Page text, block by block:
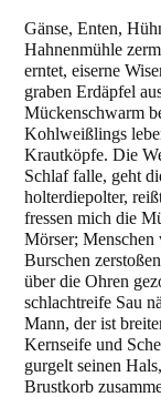
Gänse, Enten,
Hahnenmühle
erntet, eiserne
graben Erdäpfel
Mückenschwarm
Kohlweißlings
Krautköpfe. Die
Schlaf falle, geht
holterdiepolter,
fressen mich die
Mörser; Menschen
Burschen
über die Ohren
schlachtreife Sau
Mann, der ist
Kernseife und
gurgelt seinen
Brustkorb